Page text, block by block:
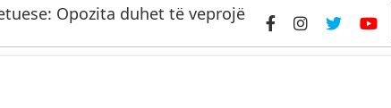
Opozita duhet të veprojë